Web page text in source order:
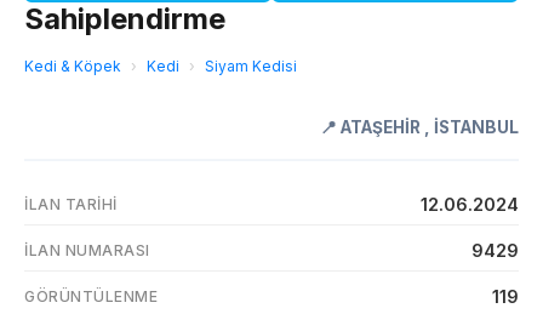
Sahiplendirme
Kedi & Köpek › Kedi › Siyam Kedisi
📍 ATAŞEHİR İSTANBUL
İLAN TARIHI 12.06.2024
İLAN NUMARASI 9429
GÖRÜNTÜLENME 119